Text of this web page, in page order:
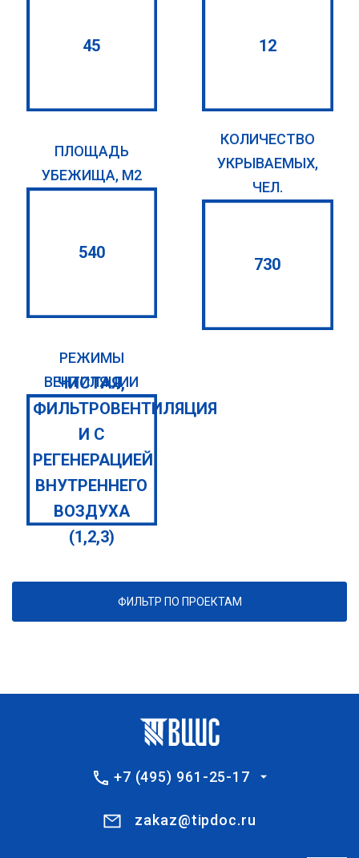
45 12
ПЛОЩАДЬ
УБЕЖИЩА, М2
540
КОЛИЧЕСТВО
УКРЫВАЕМЫХ,
ЧЕЛ.
730
РЕЖИМЫ
ВЕНТИЛЯЦИИ
ЧИСТАЯ,
ФИЛЬТРОВЕНТИЛЯЦИЯ
И С
РЕГЕНЕРАЦИЕЙ
ВНУТРЕННЕГО
ВОЗДУХА
(1,2,3)
ФИЛЬТР ПО ПРОЕКТАМ
+7 (495) 961-25-17
zakaz@tipdoc.ru